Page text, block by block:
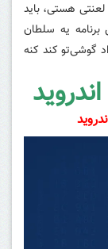
هستی، باید
برنامه یه سلطان
گوشی‌تو کند کنه